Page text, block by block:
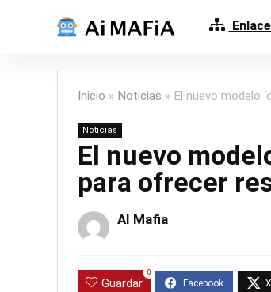
Inicio » Noticias » El nuevo modelo
Noticias
El nuevo
para ofrecer
AI Mafia
Guardar
0